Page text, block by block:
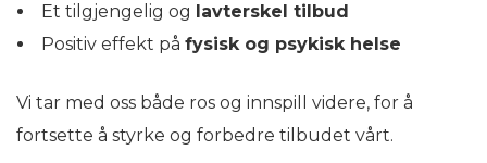
Et tilgjengelig og lavterskel tilbud
Positiv effekt på fysisk og psykisk helse
Vi tar med oss både ros og innspill videre, for å
fortsette å styrke og forbedre tilbudet vårt.